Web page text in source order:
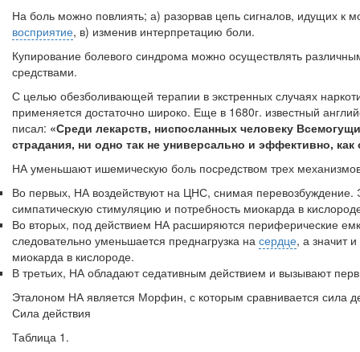
На боль можно повлиять; а) разорвав цепь сигналов, идущих к
восприятие, в) изменив интерпретацию боли.
Купирование болевого синдрома можно осуществлять
средствами.
С целью обезболивающей терапии в экстренных случаях
применяется достаточно широко. Еще в 1680г. известный
писал: «Среди лекарств, нис­посланных человеку
страдания, ни одно так не универсально и эффективно, как
НА уменьшают ишемическую боль посредством трех
Во первых, НА воздействуют на ЦНС, снимая перевозбуждение.
симпатическую стимуляцию и потребность миокарда в
Во вторых, под действием НА расширяются периферические
следовательно уменьшается преднагрузка на сердце, а значит
миокарда в кислороде.
В третьих, НА обладают седативным действием и вызывают
Эталоном НА является Морфин, с которым сравнивается сила
Сила действия
Таблица 1.